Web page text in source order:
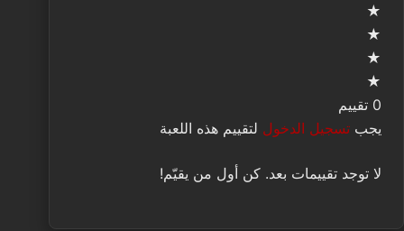
★
★
★
★
0 تقييم
يجب تسجيل الدخول لتقييم هذه اللعبة
لا توجد تقييمات بعد. كن أول من يقيّم!